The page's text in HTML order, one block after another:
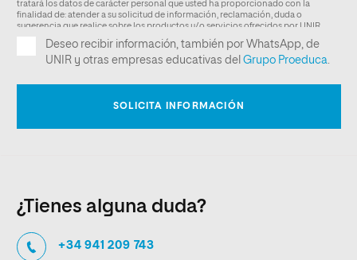
¿Tienes alguna duda?
+34 941 209 743